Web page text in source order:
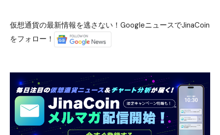
仮想通貨の最新情報を逃さない！GoogleニュースでJinaCoin
をフォロー！